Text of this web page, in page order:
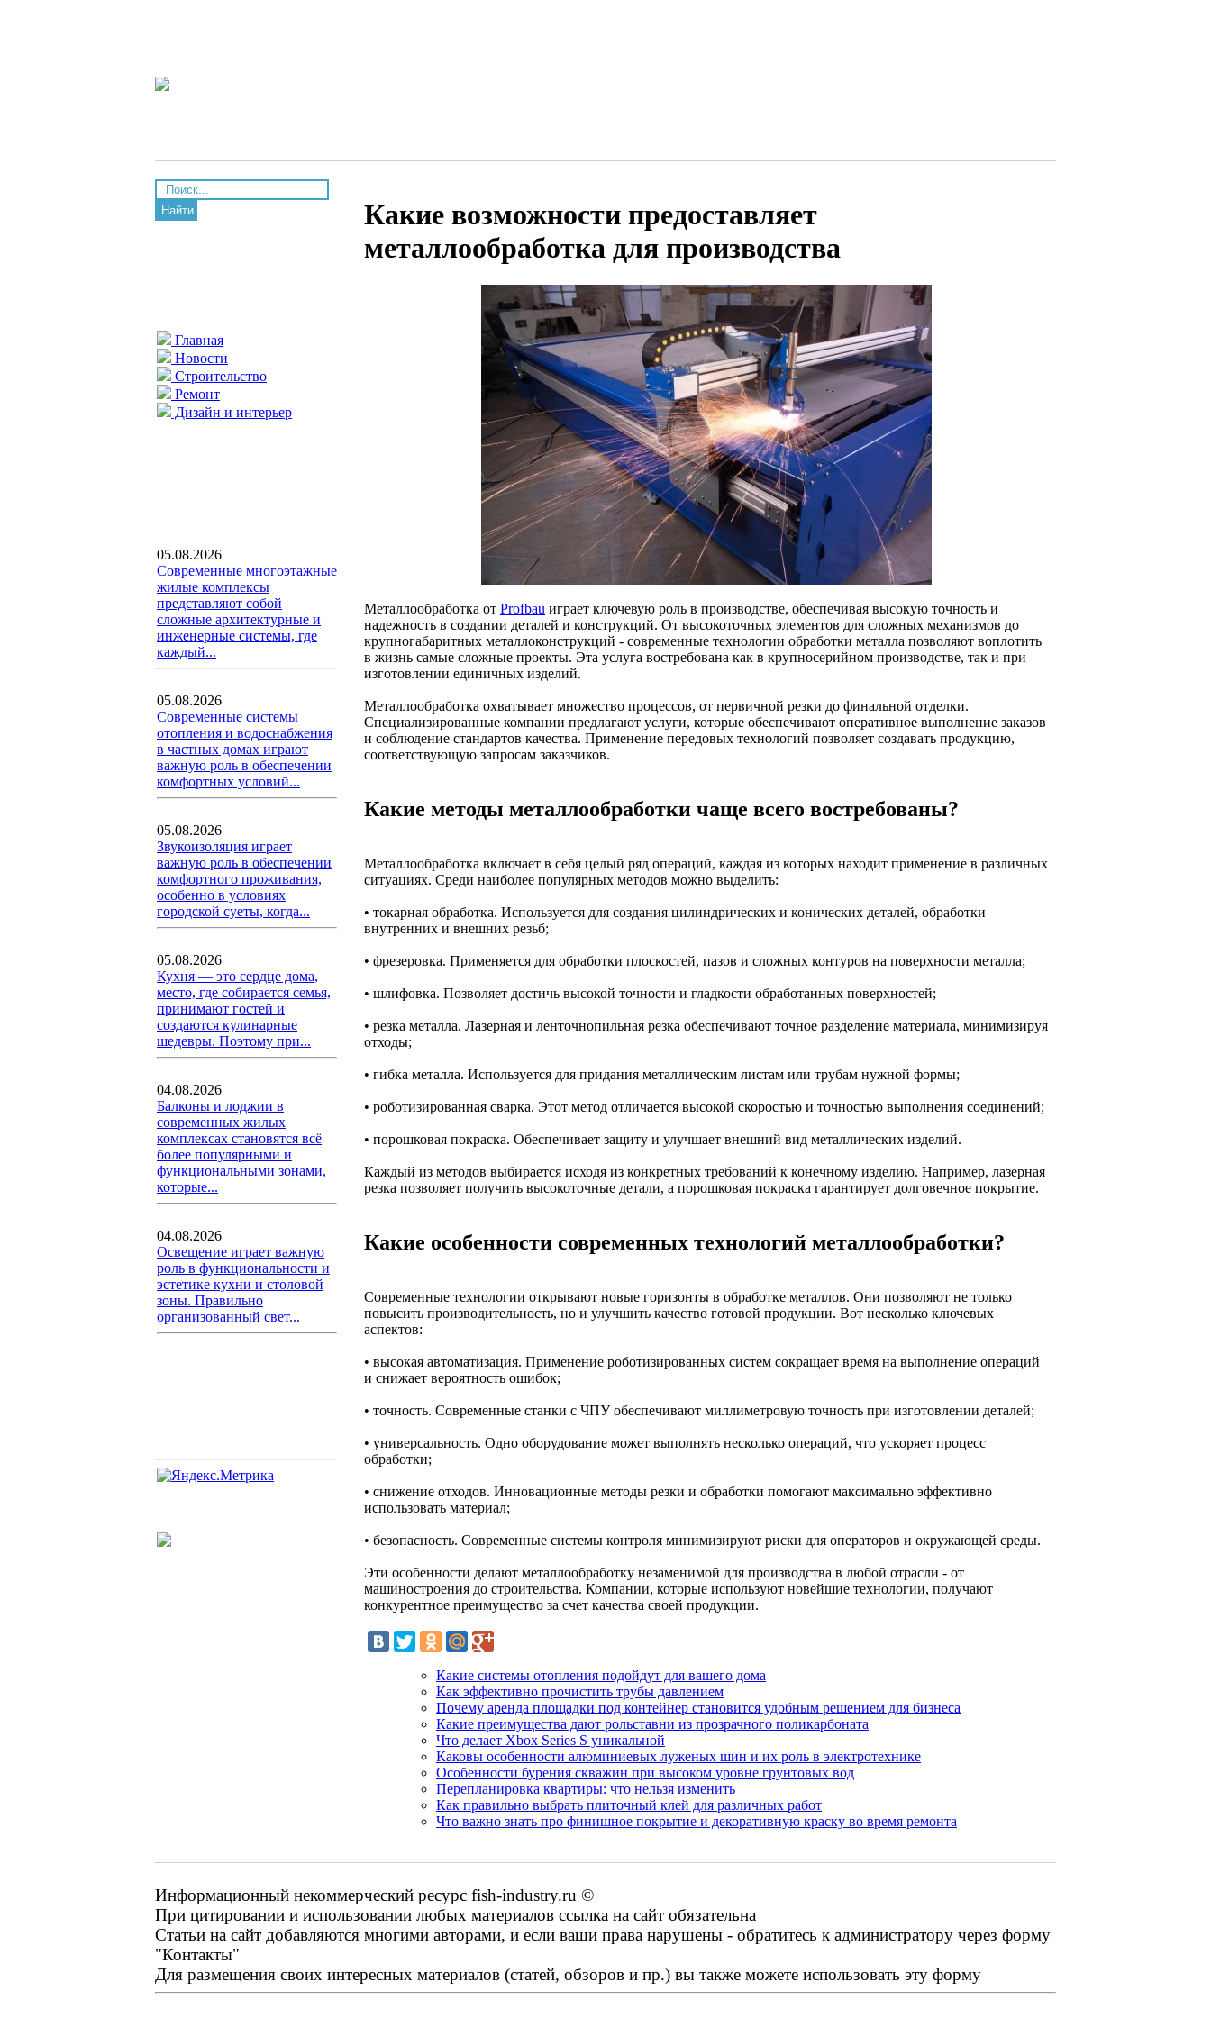
Найти
Главная
Новости
Строительство
Ремонт
Дизайн и интерьер
05.08.2026
Современные многоэтажные
жилые комплексы
представляют собой
сложные архитектурные и
инженерные системы, где
каждый...
05.08.2026
Современные системы
отопления и водоснабжения
в частных домах играют
важную роль в обеспечении
комфортных условий...
05.08.2026
Звукоизоляция играет
важную роль в обеспечении
комфортного проживания,
особенно в условиях
городской суеты, когда...
05.08.2026
Кухня — это сердце дома,
место, где собирается семья,
принимают гостей и
создаются кулинарные
шедевры. Поэтому при...
04.08.2026
Балконы и лоджии в
современных жилых
комплексах становятся всё
более популярными и
функциональными зонами,
которые...
04.08.2026
Освещение играет важную
роль в функциональности и
эстетике кухни и столовой
зоны. Правильно
организованный свет...
Какие возможности предоставляет
металлообработка для производства
Металлообработка от Profbau играет ключевую роль в производстве, обеспечивая высокую точность и
надежность в создании деталей и конструкций. От высокоточных элементов для сложных механизмов до
крупногабаритных металлоконструкций - современные технологии обработки металла позволяют воплотить
в жизнь самые сложные проекты. Эта услуга востребована как в крупносерийном производстве, так и при
изготовлении единичных изделий.
Металлообработка охватывает множество процессов, от первичной резки до финальной отделки.
Специализированные компании предлагают услуги, которые обеспечивают оперативное выполнение заказов
и соблюдение стандартов качества. Применение передовых технологий позволяет создавать продукцию,
соответствующую запросам заказчиков.
Какие методы металлообработки чаще всего востребованы?
Металлообработка включает в себя целый ряд операций, каждая из которых находит применение в различных
ситуациях. Среди наиболее популярных методов можно выделить:
• токарная обработка. Используется для создания цилиндрических и конических деталей, обработки
внутренних и внешних резьб;
• фрезеровка. Применяется для обработки плоскостей, пазов и сложных контуров на поверхности металла;
• шлифовка. Позволяет достичь высокой точности и гладкости обработанных поверхностей;
• резка металла. Лазерная и ленточнопильная резка обеспечивают точное разделение материала, минимизируя
отходы;
• гибка металла. Используется для придания металлическим листам или трубам нужной формы;
• роботизированная сварка. Этот метод отличается высокой скоростью и точностью выполнения соединений;
• порошковая покраска. Обеспечивает защиту и улучшает внешний вид металлических изделий.
Каждый из методов выбирается исходя из конкретных требований к конечному изделию. Например, лазерная
резка позволяет получить высокоточные детали, а порошковая покраска гарантирует долговечное покрытие.
Какие особенности современных технологий металлообработки?
Современные технологии открывают новые горизонты в обработке металлов. Они позволяют не только
повысить производительность, но и улучшить качество готовой продукции. Вот несколько ключевых
аспектов:
• высокая автоматизация. Применение роботизированных систем сокращает время на выполнение операций
и снижает вероятность ошибок;
• точность. Современные станки с ЧПУ обеспечивают миллиметровую точность при изготовлении деталей;
• универсальность. Одно оборудование может выполнять несколько операций, что ускоряет процесс
обработки;
• снижение отходов. Инновационные методы резки и обработки помогают максимально эффективно
использовать материал;
• безопасность. Современные системы контроля минимизируют риски для операторов и окружающей среды.
Эти особенности делают металлообработку незаменимой для производства в любой отрасли - от
машиностроения до строительства. Компании, которые используют новейшие технологии, получают
конкурентное преимущество за счет качества своей продукции.
Какие системы отопления подойдут для вашего дома
Как эффективно прочистить трубы давлением
Почему аренда площадки под контейнер становится удобным решением для бизнеса
Какие преимущества дают рольставни из прозрачного поликарбоната
Что делает Xbox Series S уникальной
Каковы особенности алюминиевых луженых шин и их роль в электротехнике
Особенности бурения скважин при высоком уровне грунтовых вод
Перепланировка квартиры: что нельзя изменить
Как правильно выбрать плиточный клей для различных работ
Что важно знать про финишное покрытие и декоративную краску во время ремонта
Информационный некоммерческий ресурс fish-industry.ru ©
При цитировании и использовании любых материалов ссылка на сайт обязательна
Статьи на сайт добавляются многими авторами, и если ваши права нарушены - обратитесь к администратору через форму
"Контакты"
Для размещения своих интересных материалов (статей, обзоров и пр.) вы также можете использовать эту форму